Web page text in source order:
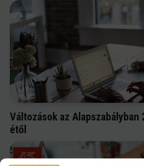
Változások az Alapszabályban
étől